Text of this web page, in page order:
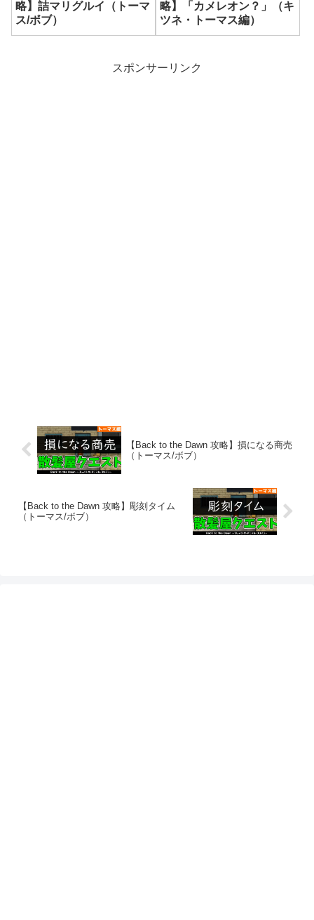
略】詰マリグルイ（トーマ
ス/ボブ）
略】「カメレオン？」（キ
ツネ・トーマス編）
スポンサーリンク
【Back to the Dawn 攻略】損になる商売
（トーマス/ボブ）
【Back to the Dawn 攻略】彫刻タイム
（トーマス/ボブ）